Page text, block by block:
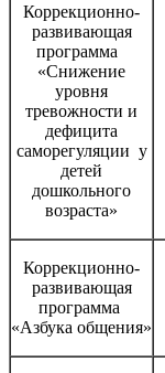
Коррекционно-
развивающая
программа
«Снижение
уровня
тревожности и
дефицита
саморегуляции у
детей
дошкольного
возраста»
Коррекционно-
развивающая
программа
«Азбука общения»